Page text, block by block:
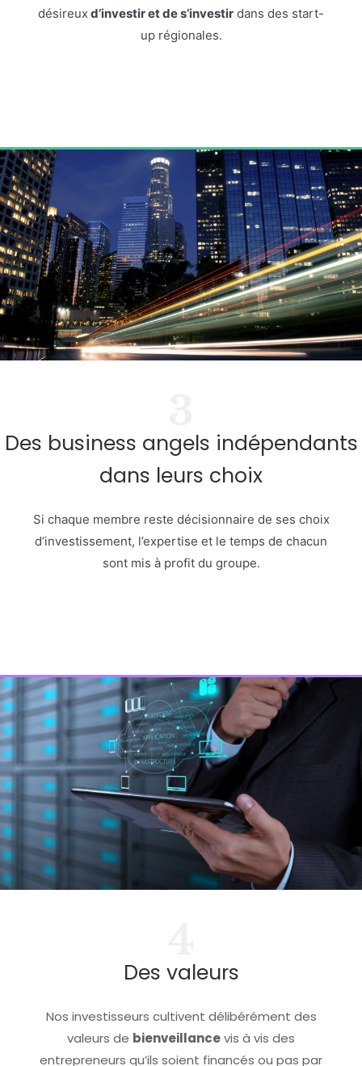
désireux d’investir et de s’investir dans des start-
up régionales.
Des business angels indépendants
dans leurs choix
Si chaque membre reste décisionnaire de ses choix
d’investissement, l’expertise et le temps de chacun
sont mis à profit du groupe.
Des valeurs
Nos investisseurs cultivent délibérément des
valeurs de bienveillancevis à vis des
entrepreneurs qu’ils soient financés ou pas par